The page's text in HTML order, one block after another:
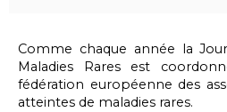
Comme chaque année la
Maladies Rares est
fédération européenne des
atteintes de maladies rares.